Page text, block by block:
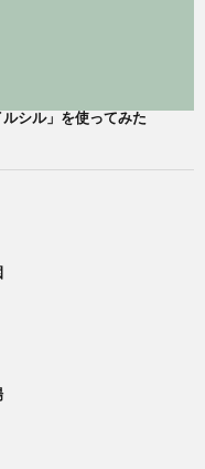
シル」を使ってみた